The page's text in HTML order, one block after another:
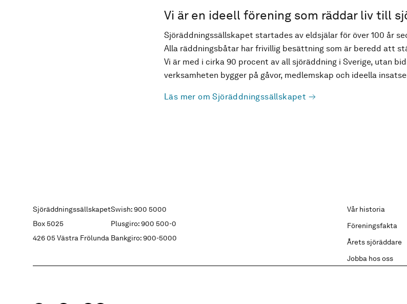
Vi är en ideell förening som räddar liv till
Sjöräddningssällskapet startades av eldsjälar för över 100 år
Alla räddningsbåtar har frivillig besättning som är beredd att
Vi är med i cirka 90 procent av all sjöräddning i Sverige, utan
verksamheten bygger på gåvor, medlemskap och ideella
Läs mer om Sjöräddningssällskapet
Sjöräddningssällskapet
Box 5025
426 05 Västra Frölunda
Swish: 900 5000
Plusgiro: 900 500-0
Bankgiro: 900-5000
Vår historia
Föreningsfakta
Årets sjöräddare
Jobba hos oss